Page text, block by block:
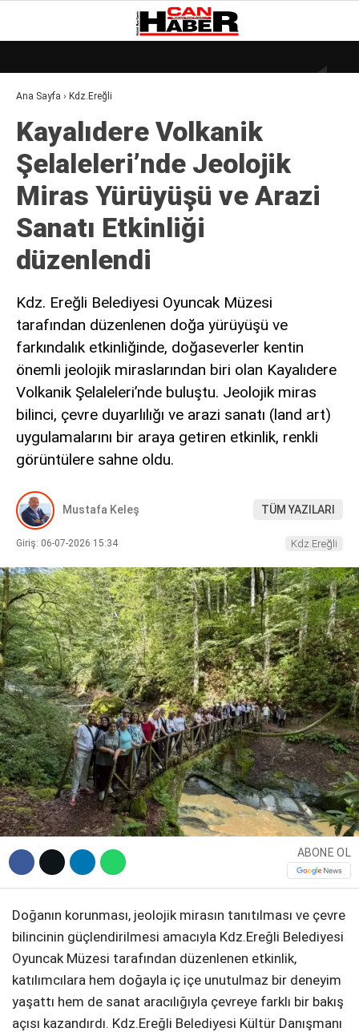
Facebook
Instagram
Youtube
25.5°
GALERİ
DÜNYA
EKONOMI
GÜNDEM
KÜLÜR – SANAT
MAGAZIN
POLITIKA
ASAYIŞ
DIĞER
Ana Sayfa › Kdz.Ereğli
Kayalıdere Volkanik
Şelaleleri’nde Jeolojik
Miras Yürüyüşü ve Arazi
Sanatı Etkinliği
düzenlendi
Kdz. Ereğli Belediyesi Oyuncak Müzesi
tarafından düzenlenen doğa yürüyüşü ve
farkındalık etkinliğinde, doğaseverler kentin
önemli jeolojik miraslarından biri olan Kayalıdere
Volkanik Şelaleleri’nde buluştu. Jeolojik miras
bilinci, çevre duyarlılığı ve arazi sanatı (land art)
uygulamalarını bir araya getiren etkinlik, renkli
görüntülere sahne oldu.
Mustafa Keleş TÜM YAZILARI
Giriş: 06-07-2026 15:34 Kdz.Ereğli
ABONE OL
Doğanın korunması, jeolojik mirasın tanıtılması ve çevre
bilincinin güçlendirilmesi amacıyla Kdz.Ereğli Belediyesi
Oyuncak Müzesi tarafından düzenlenen etkinlik,
katılımcılara hem doğayla iç içe unutulmaz bir deneyim
yaşattı hem de sanat aracılığıyla çevreye farklı bir bakış
açısı kazandırdı. Kdz.Ereğli Belediyesi Kültür Danışmanı